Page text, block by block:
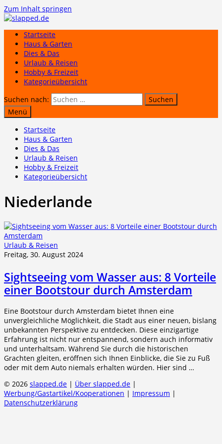
Zum Inhalt springen
Startseite
Haus & Garten
Dies & Das
Urlaub & Reisen
Hobby & Freizeit
Kategorieübersicht
Suchen nach:
Menü
Startseite
Haus & Garten
Dies & Das
Urlaub & Reisen
Hobby & Freizeit
Kategorieübersicht
Niederlande
Urlaub & Reisen
Freitag, 30. August 2024
Sightseeing vom Wasser aus: 8 Vorteile
einer Bootstour durch Amsterdam
Eine Bootstour durch Amsterdam bietet Ihnen eine
unvergleichliche Möglichkeit, die Stadt aus einer neuen, bislang
unbekannten Perspektive zu entdecken. Diese einzigartige
Erfahrung ist nicht nur entspannend, sondern auch informativ
und unterhaltsam. Während Sie durch die historischen
Grachten gleiten, eröffnen sich Ihnen Einblicke, die Sie zu Fuß
oder mit dem Auto niemals erhalten würden. Hier sind …
© 2026 slapped.de | Über slapped.de |
Werbung/Gastartikel/Kooperationen | Impressum |
Datenschutzerklärung